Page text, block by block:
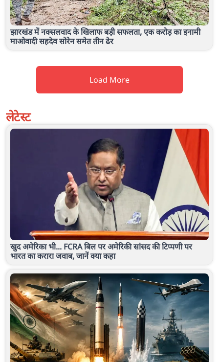
झारखंड में नक्सलवाद के खिलाफ बड़ी सफलता, एक करोड़ का इनामी
माओवादी सहदेव सोरेन समेत तीन ढेर
Load More
लेटेस्ट
खुद अमेरिका भी... FCRA बिल पर अमेरिकी सांसद की टिप्पणी पर
भारत का करारा जवाब, जानें क्या कहा